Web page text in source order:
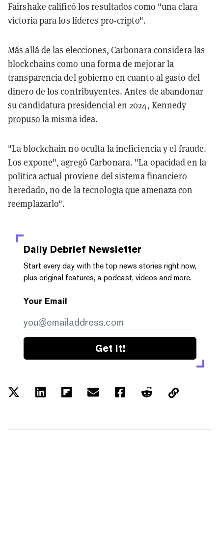
Fairshake calificó los resultados como "una clara
victoria para los líderes pro-cripto".
Más allá de las elecciones, Carbonara considera las
blockchains como una forma de mejorar la
transparencia del gobierno en cuanto al gasto del
dinero de los contribuyentes. Antes de abandonar
su candidatura presidencial en 2024, Kennedy
propuso la misma idea.
"La blockchain no oculta la ineficiencia y el fraude.
Los expone", agregó Carbonara. "La opacidad en la
política actual proviene del sistema financiero
heredado, no de la tecnología que amenaza con
reemplazarlo".
Daily Debrief Newsletter
Start every day with the top news stories right now,
plus original features, a podcast, videos and more.
Your Email
Get it!